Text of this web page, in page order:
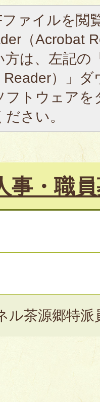
ファイルを閲
（Acrobat
は、左記の
Reader）」
フトウェア
さい。
事・職
ル茶源郷特